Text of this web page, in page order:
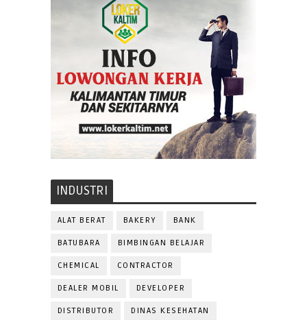
INDUSTRI
ALAT BERAT BAKERY BANK
BATUBARA BIMBINGAN BELAJAR
CHEMICAL CONTRACTOR
DEALER MOBIL DEVELOPER
DISTRIBUTOR DINAS KESEHATAN